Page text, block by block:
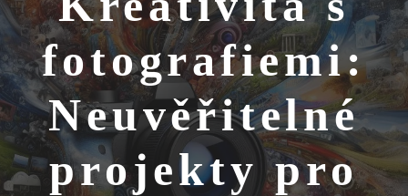
fotografiemi:
Neuvěřitelné
projekty pro